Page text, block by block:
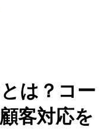
は？コー
客対応を